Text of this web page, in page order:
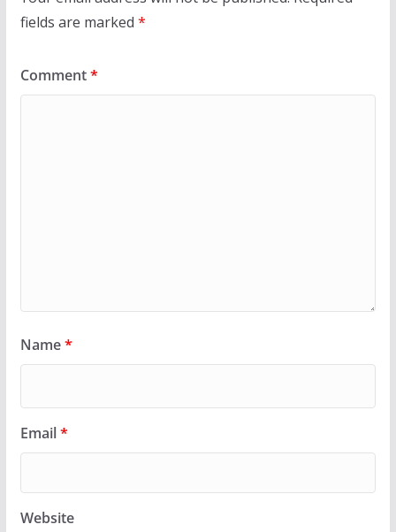
fields are marked *
Comment*
Name*
Email*
Website